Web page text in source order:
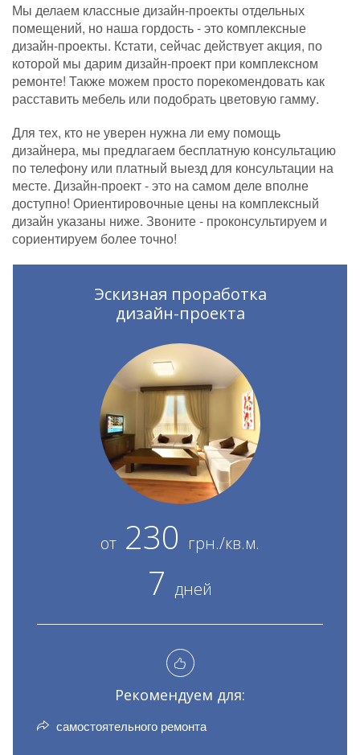
Мы делаем классные дизайн-проекты отдельных
помещений, но наша гордость - это комплексные
дизайн-проекты. Кстати, сейчас действует акция, по
которой мы дарим дизайн-проект при комплексном
ремонте! Также можем просто порекомендовать как
расставить мебель или подобрать цветовую гамму.
Для тех, кто не уверен нужна ли ему помощь
дизайнера, мы предлагаем бесплатную консультацию
по телефону или платный выезд для консультации на
месте. Дизайн-проект - это на самом деле вполне
доступно! Ориентировочные цены на комплексный
дизайн указаны ниже. Звоните - проконсультируем и
сориентируем более точно!
Эскизная проработка
дизайн-проекта
от 230 грн./кв.м.
7 дней
Рекомендуем для:
самостоятельного ремонта